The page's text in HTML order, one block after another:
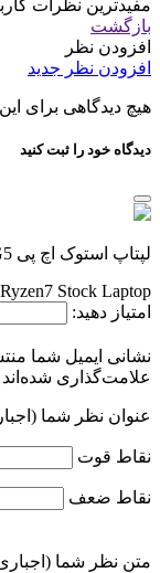
مفیدترین نظرات
بازگشت
افزودن نظر
افزودن نظر جدید
هیچ دیدگاهی برای
دیدگاه خود را ثبت کنید
لپتاپ استوک اچ پی Hp EliteBook 745G5 نسل Ryzen7
Stock Laptop
امتیاز دهید:
نشانی ایمیل شما
علامت‌گذاری شده‌اند
عنوان نظر شما
نقاط قوت
نقاط ضعف
متن نظر شما